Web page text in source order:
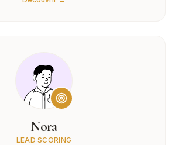
Nora
LEAD SCORING